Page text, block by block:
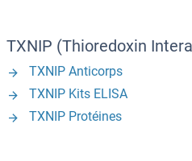
TXNIP (Thioredoxin
TXNIP Anticorps
TXNIP Kits ELISA
TXNIP Protéines